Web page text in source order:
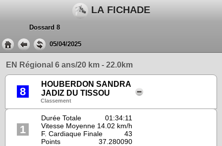
LA FICHADE
Dossard 8
05/04/2025
EN Régional 6 ans/20 km - 22.0km
8
HOUBERDON SANDRA
JADIZ DU TISSOU
Classement
1
Durée Totale
01:34:11
Vitesse Moyenne 14.02 km/h
F. Cardiaque Finale
43
Points
37.280090